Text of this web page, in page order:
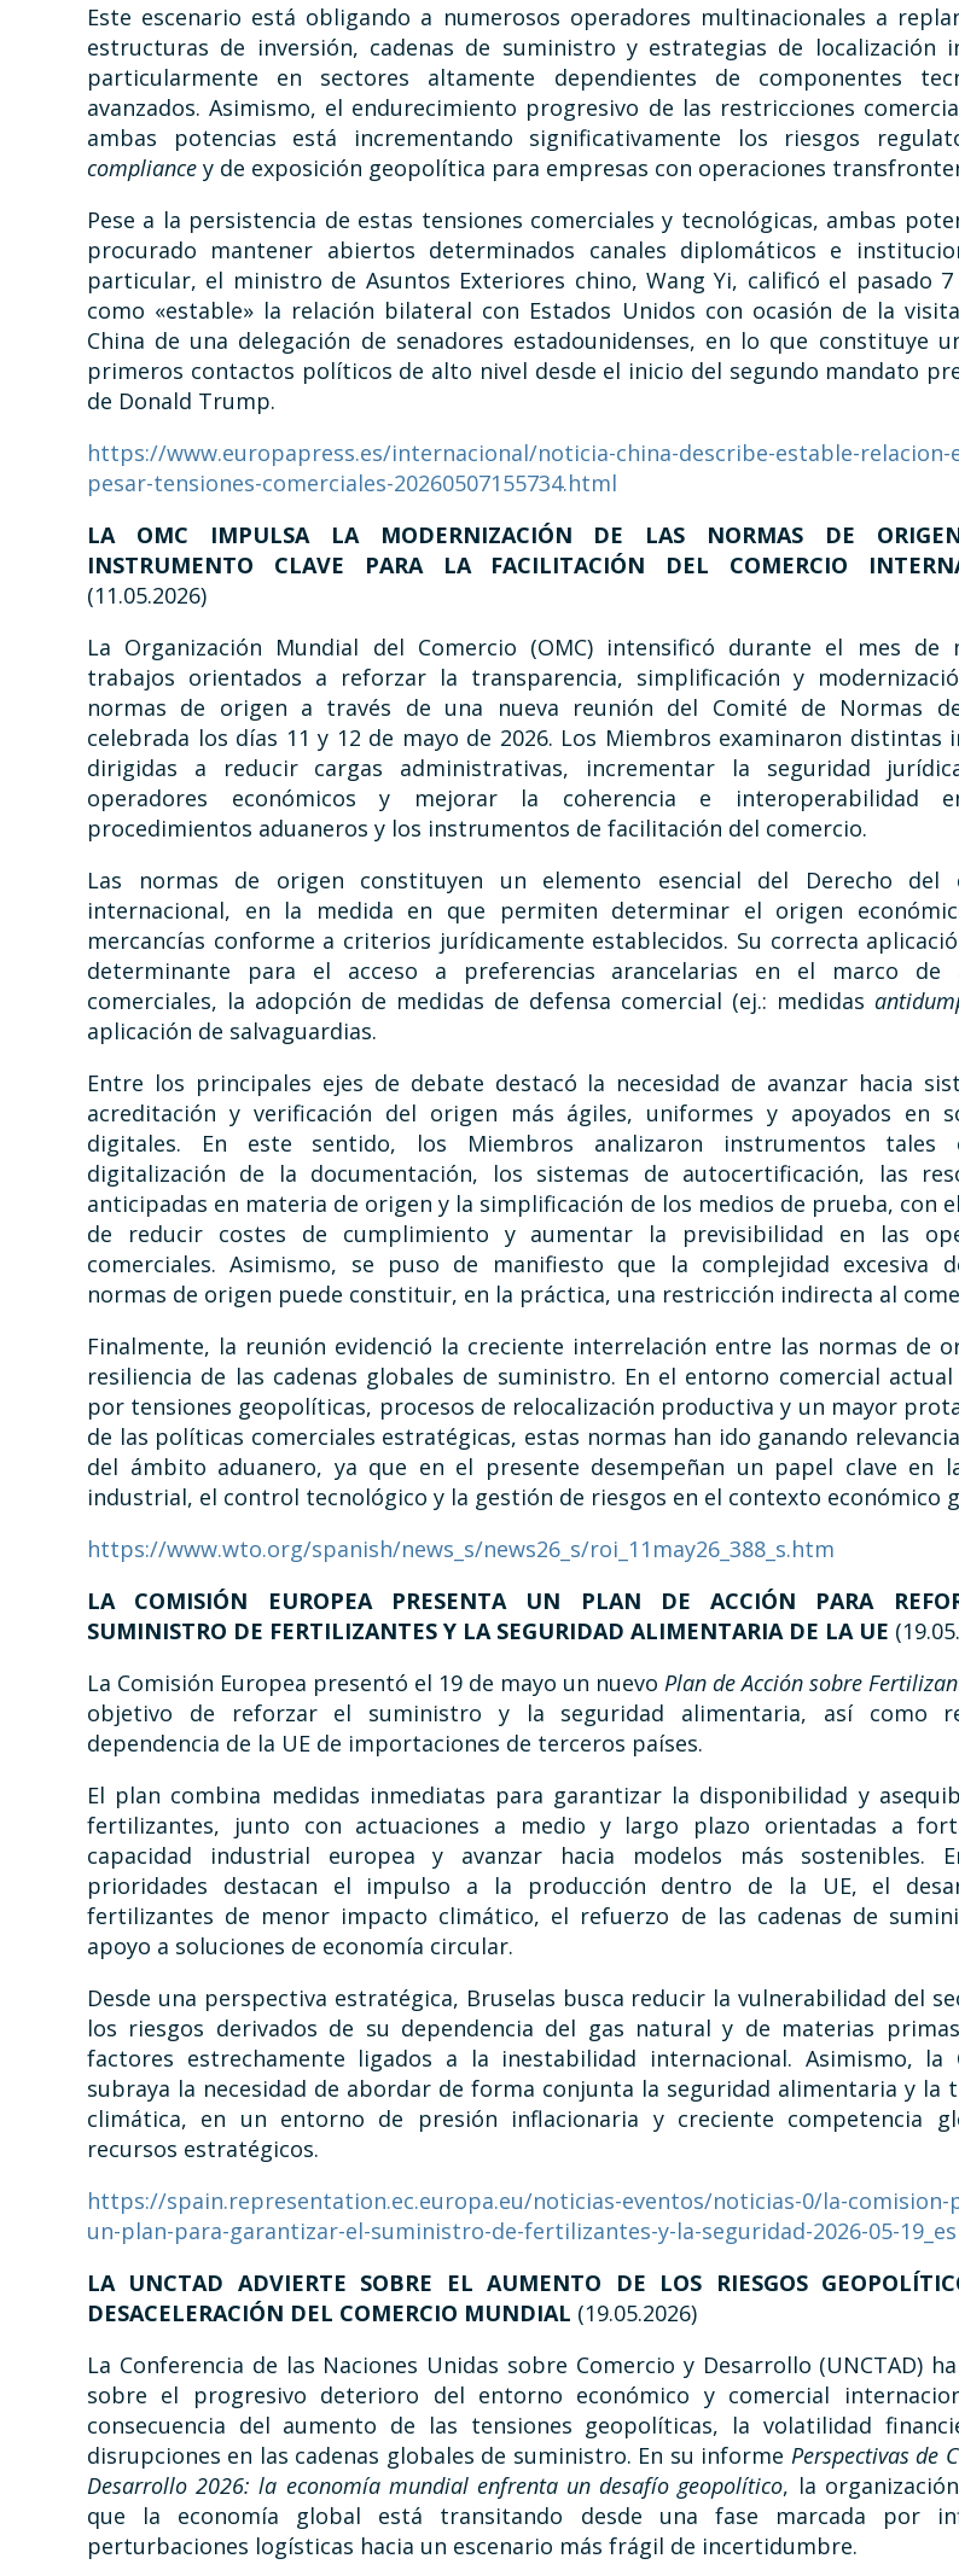
Este escenario está obligando a numerosos operadores multinacionales a
estructuras de inversión, cadenas de suministro y estrategias de localización
particularmente en sectores altamente dependientes de componentes
avanzados. Asimismo, el endurecimiento progresivo de las restricciones
ambas potencias está incrementando significativamente los riesgos
compliance y de exposición geopolítica para empresas con operaciones
Pese a la persistencia de estas tensiones comerciales y tecnológicas, ambas
procurado mantener abiertos determinados canales diplomáticos e
particular, el ministro de Asuntos Exteriores chino, Wang Yi, calificó el pasado 7
como «estable» la relación bilateral con Estados Unidos con ocasión de la
China de una delegación de senadores estadounidenses, en lo que constituye
primeros contactos políticos de alto nivel desde el inicio del segundo mandato
de Donald Trump.
https://www.europapress.es/internacional/noticia-china-describe-estable-relacion-
pesar-tensiones-comerciales-20260507155734.html
LA OMC IMPULSA LA MODERNIZACIÓN DE LAS NORMAS DE
INSTRUMENTO CLAVE PARA LA FACILITACIÓN DEL COMERCIO
(11.05.2026)
La Organización Mundial del Comercio (OMC) intensificó durante el mes de
trabajos orientados a reforzar la transparencia, simplificación y
normas de origen a través de una nueva reunión del Comité de Normas
celebrada los días 11 y 12 de mayo de 2026. Los Miembros examinaron distintas
dirigidas a reducir cargas administrativas, incrementar la seguridad
operadores económicos y mejorar la coherencia e interoperabilidad
procedimientos aduaneros y los instrumentos de facilitación del comercio.
Las normas de origen constituyen un elemento esencial del Derecho del
internacional, en la medida en que permiten determinar el origen
mercancías conforme a criterios jurídicamente establecidos. Su correcta
determinante para el acceso a preferencias arancelarias en el marco de
comerciales, la adopción de medidas de defensa comercial (ej.: medidas
aplicación de salvaguardias.
Entre los principales ejes de debate destacó la necesidad de avanzar hacia
acreditación y verificación del origen más ágiles, uniformes y apoyados en
digitales. En este sentido, los Miembros analizaron instrumentos tales
digitalización de la documentación, los sistemas de autocertificación, las
anticipadas en materia de origen y la simplificación de los medios de prueba, con
de reducir costes de cumplimiento y aumentar la previsibilidad en las
comerciales. Asimismo, se puso de manifiesto que la complejidad excesiva
normas de origen puede constituir, en la práctica, una restricción indirecta al
Finalmente, la reunión evidenció la creciente interrelación entre las normas de
resiliencia de las cadenas globales de suministro. En el entorno comercial actual
por tensiones geopolíticas, procesos de relocalización productiva y un mayor
de las políticas comerciales estratégicas, estas normas han ido ganando
del ámbito aduanero, ya que en el presente desempeñan un papel clave en
industrial, el control tecnológico y la gestión de riesgos en el contexto económico
https://www.wto.org/spanish/news_s/news26_s/roi_11may26_388_s.htm
LA COMISIÓN EUROPEA PRESENTA UN PLAN DE ACCIÓN PARA
SUMINISTRO DE FERTILIZANTES Y LA SEGURIDAD ALIMENTARIA DE LA UE
La Comisión Europea presentó el 19 de mayo un nuevo Plan de Acción sobre
objetivo de reforzar el suministro y la seguridad alimentaria, así como
dependencia de la UE de importaciones de terceros países.
El plan combina medidas inmediatas para garantizar la disponibilidad y
fertilizantes, junto con actuaciones a medio y largo plazo orientadas a
capacidad industrial europea y avanzar hacia modelos más sostenibles.
prioridades destacan el impulso a la producción dentro de la UE, el
fertilizantes de menor impacto climático, el refuerzo de las cadenas de
apoyo a soluciones de economía circular.
Desde una perspectiva estratégica, Bruselas busca reducir la vulnerabilidad del
los riesgos derivados de su dependencia del gas natural y de materias
factores estrechamente ligados a la inestabilidad internacional. Asimismo, la
subraya la necesidad de abordar de forma conjunta la seguridad alimentaria y la
climática, en un entorno de presión inflacionaria y creciente competencia
recursos estratégicos.
https://spain.representation.ec.europa.eu/noticias-eventos/noticias-0/la-comision-
un-plan-para-garantizar-el-suministro-de-fertilizantes-y-la-seguridad-2026-05-19_es
LA UNCTAD ADVIERTE SOBRE EL AUMENTO DE LOS RIESGOS
DESACELERACIÓN DEL COMERCIO MUNDIAL (19.05.2026)
La Conferencia de las Naciones Unidas sobre Comercio y Desarrollo (UNCTAD)
sobre el progresivo deterioro del entorno económico y comercial
consecuencia del aumento de las tensiones geopolíticas, la volatilidad
disrupciones en las cadenas globales de suministro. En su informe Perspectivas de
Desarrollo 2026: la economía mundial enfrenta un desafío geopolítico, la
que la economía global está transitando desde una fase marcada por
perturbaciones logísticas hacia un escenario más frágil de incertidumbre.